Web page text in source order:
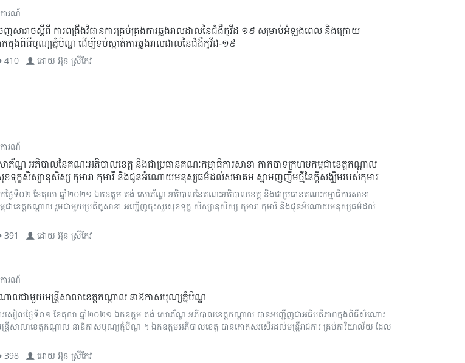
ការណ៍
េញសារាចស្ដីពី ការពង្រឹងវិធានការគ្រប់គ្រងការឆ្លងរាលដាលនៃជំងឺកូវីដ ១៩ សម្រាប់អំឡុងពេល និងក្រោយ
នុងពិធីបុណ្យភ្ជុំបិណ្ឌ ដើម្បីទប់ស្កាត់ការឆ្លងរាលដាលនៃជំងឺកូវីដ-១៩
410 ដោយអ៊ុន ស្រីកែវ
ការណ៍
ភ័ណ្ឌ អភិបាលនៃគណៈអភិបាលខេត្ត និងជាប្រធានគណៈកម្មាធិការសាខា កាកបាទក្រហមកម្ពុជាខេត្តកណ្តាល
ទុក្ខសិស្សានុសិស្ស កុមារា កុមារី និងជូនអំណោយមនុស្សធម៌ដល់សមាគម ស្នាមញញឹមថ្មីនៃក្តីសង្ឃឹមរបស់កុមារ
កថ្ងៃទី០២ ខែតុលា ឆ្នាំ២០២១ ឯកឧត្តម គង់ សោភ័ណ្ឌ អភិបាលនៃគណៈអភិបាលខេត្ត និងជាប្រធានគណៈកម្មាធិការសាខា
ពុជាខេត្តកណ្តាល រួមជាមួយប្រតិភូសាខា អញ្ជើញចុះសួរសុខទុក្ខ សិស្សានុសិស្ស កុមារា កុមារី និងជូនអំណោយមនុស្សធម៌ដល់
391 ដោយអ៊ុន ស្រីកែវ
ការណ៍
ជាមួយមន្រ្តីសាលាខេត្តកណ្ដាល នាឱកាសបុណ្យភ្ជុំបិណ្ឌ
ារសៀលថ្ងៃទី០១ ខែតុលា ឆ្នាំ២០២១ ឯកឧត្ដម គង់ សោភ័ណ្ឌ អភិបាលខេត្តកណ្តាល បានអញ្ជើញជាអធិបតីភាពក្នុងពិធីសំណោះ
សាលាខេត្តកណ្ដាល នាឱកាសបុណ្យភ្ជុំបិណ្ឌ ។ ឯកឧត្ដមអភិបាលខេត្ត បានកោតសរសើរដល់មន្ត្រីរាជការ គ្រប់ការិយាល័យ ដែល
398 ដោយអ៊ុន ស្រីកែវ